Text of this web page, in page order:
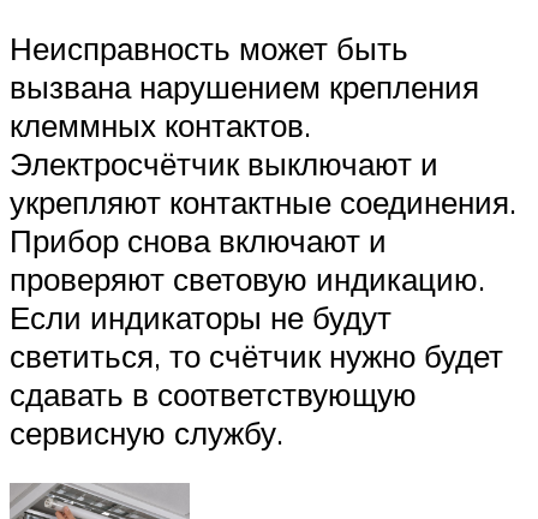
Неисправность может быть
вызвана нарушением крепления
клеммных контактов.
Электросчётчик выключают и
укрепляют контактные соединения.
Прибор снова включают и
проверяют световую индикацию.
Если индикаторы не будут
светиться, то счётчик нужно будет
сдавать в соответствующую
сервисную службу.